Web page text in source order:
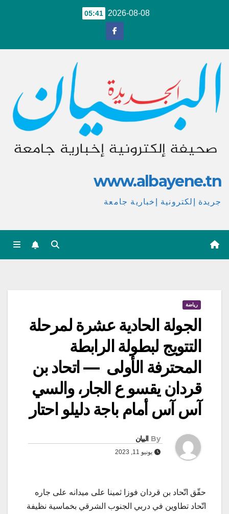
2026-08-08
05:41
www.albayene.tn
جريدة إلكترونية إخبارية جامعة
رياضة
الجولة الحادية عشرة لمرحلة
التتويج لبطولة الرابطة
المحترفة الأولى — اتحاد بن
قردان يقسو ع الجار، والسي
آس آس أمام باجة دليلو احتار
By البيان
يونيو 11, 2023
حقّق اتّحاد بن قردان فوزا ثمينا على ميدانه على جاره
اتّحاد تطاوين في دربي الجنوب الشرقي بخماسية نظيفة